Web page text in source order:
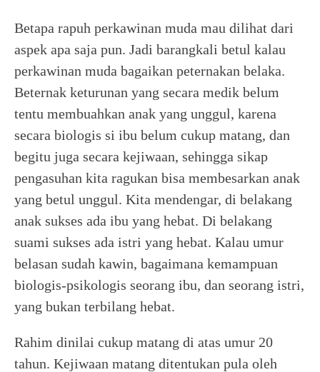
Betapa rapuh perkawinan muda mau dilihat dari
aspek apa saja pun. Jadi barangkali betul kalau
perkawinan muda bagaikan peternakan belaka.
Beternak keturunan yang secara medik belum
tentu membuahkan anak yang unggul, karena
secara biologis si ibu belum cukup matang, dan
begitu juga secara kejiwaan, sehingga sikap
pengasuhan kita ragukan bisa membesarkan anak
yang betul unggul. Kita mendengar, di belakang
anak sukses ada ibu yang hebat. Di belakang
suami sukses ada istri yang hebat. Kalau umur
belasan sudah kawin, bagaimana kemampuan
biologis-psikologis seorang ibu, dan seorang istri,
yang bukan terbilang hebat.
Rahim dinilai cukup matang di atas umur 20
tahun. Kejiwaan matang ditentukan pula oleh